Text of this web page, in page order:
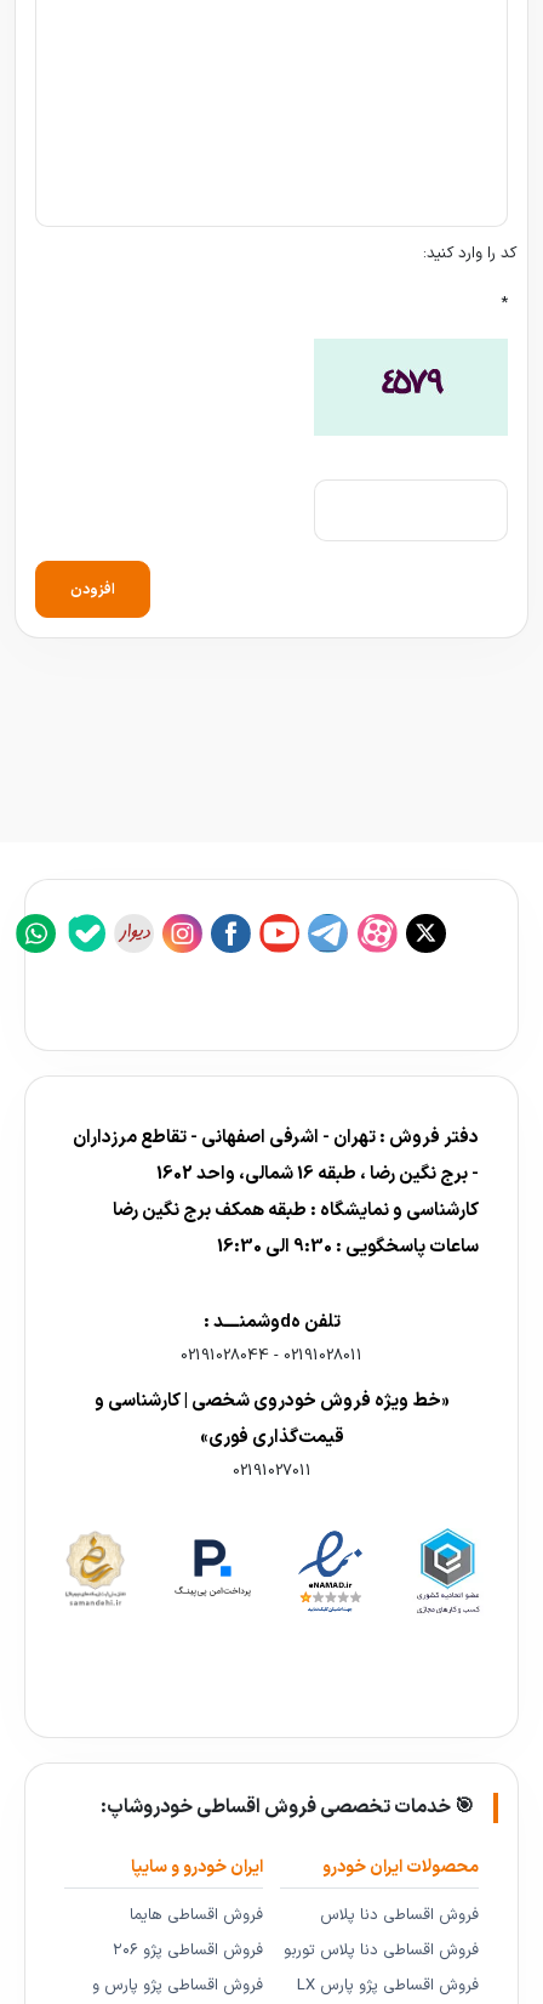
کد را وارد کنید:
*
افزودن
دفتر فروش : تهران - اشرفی اصفهانی - تقاطع مرزداران
- برج نگین رضا ، طبقه 16 شمالی، واحد 1602
کارشناسی و نمایشگاه : طبقه همکف برج نگین رضا
ساعات پاسخگویی : 9:30 الی 16:30
تلفن هdوشمنــــد :
02191028011
-
02191028044
«خط ویژه فروش خودروی شخصی | کارشناسی و
قیمت‌گذاری فوری»
02191027011
🎯 خدمات تخصصی فروش اقساطی خودروشاپ:
محصولات ایران خودرو
فروش اقساطی دنا پلاس
فروش اقساطی دنا پلاس توربو
فروش اقساطی پژو پارس LX
ایران خودرو و سایپا
فروش اقساطی هایما
فروش اقساطی پژو ۲۰۶
فروش اقساطی پژو پارس و